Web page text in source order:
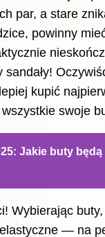
par, a stare
powinny
kupić
swoje
Jakie buty
Wybierając
— na